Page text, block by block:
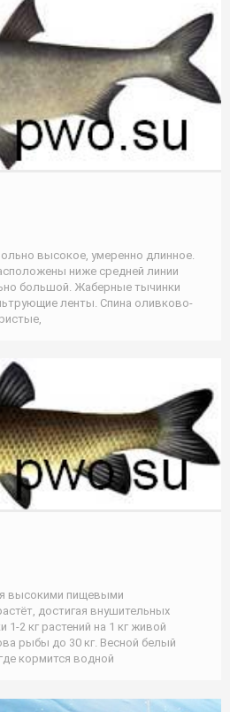
высокое, умеренно длинное.
ниже средней линии
большой. Жаберные тычинки
ленты. Спина оливково-
высокими пищевыми
достигая внушительных
1-2 кг растений на 1 кг живой
рыбы до 30 кг. Весной белый
кормится водной